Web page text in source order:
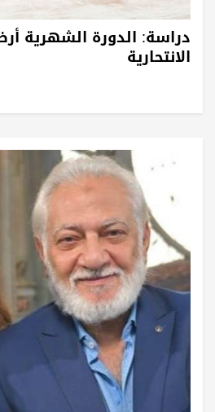
دراسة: الدورة الشهرية
الانتحارية